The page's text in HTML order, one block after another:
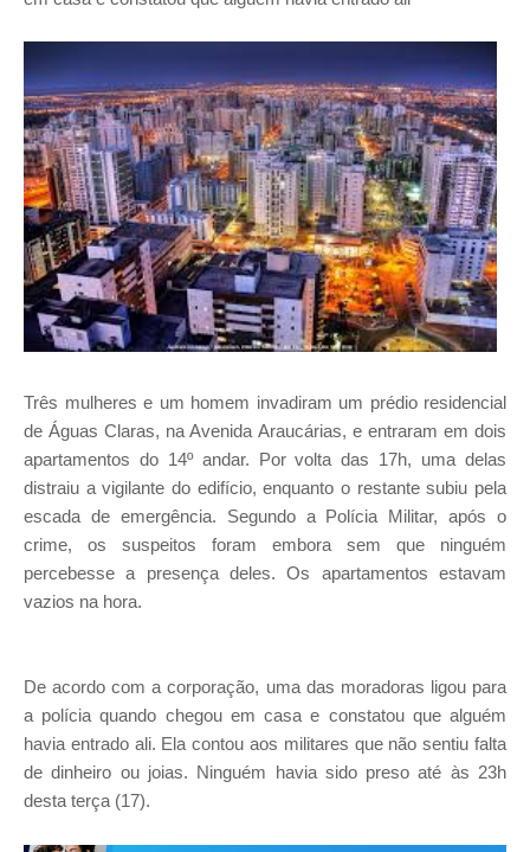
Três mulheres e um homem invadiram um prédio residencial
de Águas Claras, na Avenida Araucárias, e entraram em dois
apartamentos do 14º andar. Por volta das 17h, uma delas
distraiu a vigilante do edifício, enquanto o restante subiu pela
escada de emergência. Segundo a Polícia Militar, após o
crime, os suspeitos foram embora sem que ninguém
percebesse a presença deles. Os apartamentos estavam
vazios na hora.
De acordo com a corporação, uma das moradoras ligou para
a polícia quando chegou em casa e constatou que alguém
havia entrado ali. Ela contou aos militares que não sentiu falta
de dinheiro ou joias. Ninguém havia sido preso até às 23h
desta terça (17).